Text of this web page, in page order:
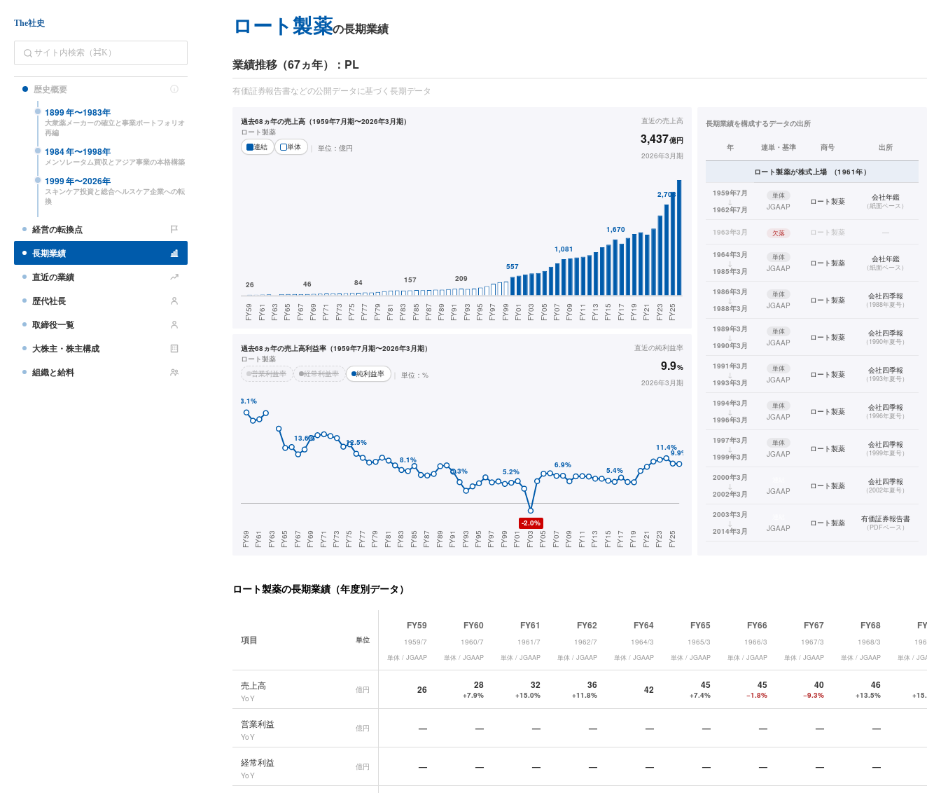
The社史
歴史概要
1899年〜1983年
大衆薬メーカーの確立と事業ポートフォリオ
再編
1984年〜1998年
メンソレータム買収とアジア事業の本格構築
1999年〜2026年
スキンケア投資と総合ヘルスケア企業への転
換
経営の転換点
長期業績
直近の業績
歴代社長
取締役一覧
大株主・株主構成
組織と給料
ロート製薬の長期業績
業績推移（67ヵ年）：PL
有価証券報告書などの公開データに基づく長期データ
過去68ヵ年の売上高（1959年7月期〜2026年3月期）
ロート製薬
連結
単体 単位： 億円
直近の売上高
3,437億円
2026年3月期
過去68ヵ年の売上高利益率（1959年7月期〜2026年3月期）
ロート製薬
営業利益率
経常利益率 純利益率 単位：%
直近の純利益率
9.9%
2026年3月期
長期業績を構成するデータの出所
年 連単・基準 商号 出所
ロート製薬が株式上場 （1961年）
1959年7月
↓
1962年7月
単体
JGAAP
ロート製薬 会社年鑑
（紙面ベース）
1963年3月 欠落 ロート製薬 —
1964年3月
↓
1985年3月
単体
JGAAP
ロート製薬 会社年鑑
（紙面ベース）
1986年3月
↓
1988年3月
単体
JGAAP
ロート製薬 会社四季報
（1988年夏号）
1989年3月
↓
1990年3月
単体
JGAAP
ロート製薬 会社四季報
（1990年夏号）
1991年3月
↓
1993年3月
単体
JGAAP
ロート製薬 会社四季報
（1993年夏号）
1994年3月
↓
1996年3月
単体
JGAAP
ロート製薬 会社四季報
（1996年夏号）
1997年3月
↓
1999年3月
単体
JGAAP
ロート製薬 会社四季報
（1999年夏号）
2000年3月
↓
2002年3月
JGAAP
ロート製薬 会社四季報
（2002年夏号）
2003年3月
↓
2014年3月
JGAAP
ロート製薬 有価証券報告書
（PDFベース）
ロート製薬の長期業績（年度別データ）
項目 単位
FY59
1959/7
単体 / JGAAP
FY60
1960/7
単体 / JGAAP
FY61
1961/7
単体 / JGAAP
FY62
1962/7
単体 / JGAAP
FY64
1964/3
単体 / JGAAP
FY65
1965/3
単体 / JGAAP
FY66
1966/3
単体 / JGAAP
FY67
1967/3
単体 / JGAAP
FY68
1968/3
単体 / JGAAP
FY69
1969/3
単体 / JGAAP
売上高
YoY
億円 26 28
+7.9%
32
+15.0%
36
+11.8% 42 45
+7.4%
45
−1.8%
40
−9.3%
46
+13.5% +15.0%
営業利益
YoY
億円 — — — — — — — — —
経常利益
YoY
億円 — — — — — — — — —